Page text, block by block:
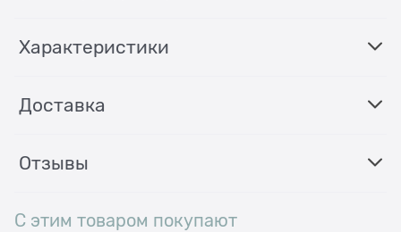
Характеристики
Доставка
Отзывы
С этим товаром покупают